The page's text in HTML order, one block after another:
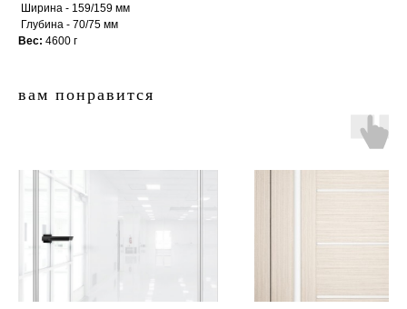
Ширина - 159/159 мм
Глубина - 70/75 мм
Вес: 4600 г
вам понравится
межкомнатные двери
входные двери
алюминиевые